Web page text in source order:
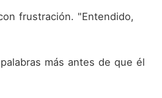
frustración. "Entendido,
más antes de que él